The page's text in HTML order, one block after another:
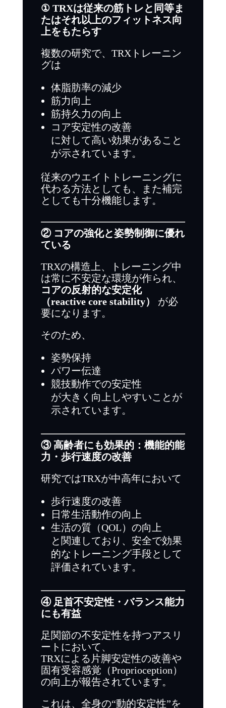
① TRXは従来の筋トレと同等ま
たはそれ以上のフィットネス向
上をもたらす
複数の研究で、TRXトレーニン
グは
体脂肪率の減少
筋力向上
筋持久力の向上
コア安定性の改善
に対して高い効果があること
が示されています。
従来のウエイトトレーニングに
代わる方法としても、また補完
としても十分機能します。
② コアの強化と姿勢制御に優れ
ている
TRXの構造上、トレーニング中
は常に不安定な環境が作られ、
コアの反射的な安定化
（reactive core stability）
が必
要になります。
そのため、
姿勢保持
パワー伝達
競技動作での安定性
が大きく向上しやすいことが
示されています。
③ 高齢者にも効果的：機能的能
力・歩行速度の改善
研究ではTRXが中高年において
歩行速度の改善
日常生活動作の向上
生活の質（QOL）の向上
と関連しており、安全で効果
的なトレーニング手段として
評価されています。
④ 足首不安定性・バランス能力
にも有益
足関節の不安定性を持つアスリ
ートにおいて、
TRXによる片脚安定性の改善や
固有受容感覚（Proprioception）
の向上が報告されています。
これは、全身の“動的安定性”を